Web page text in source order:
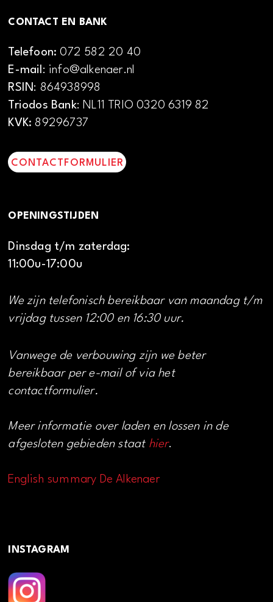
CONTACT EN BANK
Telefoon:072 582 20 40
E-mail: info@alkenaer.nl
RSIN: 864938998
Triodos Bank: NL11 TRIO 0320 6319 82
KVK: 89296737
CONTACTFORMULIER
OPENINGSTIJDEN
Dinsdag t/m zaterdag:
11:00u-17:00u
We zijn telefonisch bereikbaar van maandag t/m
vrijdag tussen 12:00 en 16:30 uur.
Vanwege de verbouwing zijn we beter
bereikbaar per e-mail of via het
contactformulier.
Meer informatie over laden en lossen in de
afgesloten gebieden staat hier.
English summary De Alkenaer
INSTAGRAM